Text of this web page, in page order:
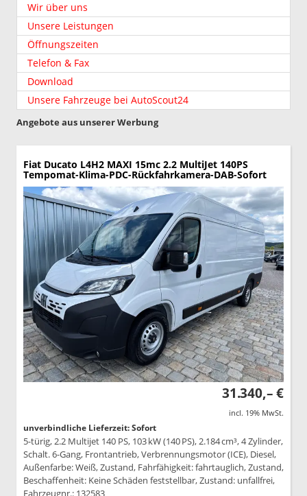
Wir über uns
Unsere Leistungen
Öffnungszeiten
Telefon & Fax
Download
Unsere Fahrzeuge bei AutoScout24
Angebote aus unserer Werbung
Fiat Ducato L4H2 MAXI 15mc 2.2 MultiJet 140PS
Tempomat-Klima-PDC-Rückfahrkamera-DAB-Sofort
31.340,– €
incl. 19% MwSt.
unverbindliche Lieferzeit: Sofort
5-türig, 2.2 Multijet 140 PS, 103 kW (140 PS), 2.184 cm³, 4 Zylinder,
Schalt. 6-Gang, Frontantrieb, Verbrennungsmotor (ICE), Diesel,
Außenfarbe: Weiß, Zustand, Fahrfähigkeit: fahrtauglich, Zustand,
Beschaffenheit: Keine Schäden feststellbar, Zustand: unfallfrei,
Fahrzeugnr.: 132583